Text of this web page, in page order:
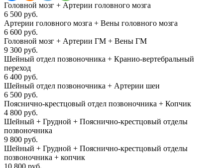
Головной мозг + Артерии головного мозга
6 500 руб.
Артерии головного мозга + Вены головного мозга
6 600 руб.
Головной мозг + Артерии ГМ + Вены ГМ
9 300 руб.
Шейный отдел позвоночника + Кранио-вертебральный
переход
6 400 руб.
Шейный отдел позвоночника + Артерии шеи
6 500 руб.
Пояснично-крестцовый отдел позвоночника + Копчик
4 800 руб.
Шейный + Грудной + Пояснично-крестцовый отделы
позвоночника
9 800 руб.
Шейный + Грудной + Пояснично-крестцовый отделы
позвоночника + копчик
10 800 руб.